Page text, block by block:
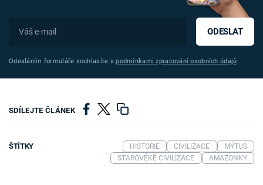
ODESLAT
Odesláním formuláře souhlasíte spodmínkami zpracování osobních údajů
SDÍLEJTE ČLÁNEK
ŠTÍTKY HISTORIE CIVILIZACE
MÝTUS
STAROVĚKÉ CIVILIZACE
AMAZONKY